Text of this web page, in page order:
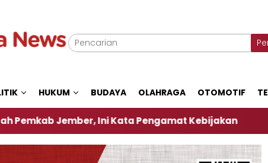
HUKUM BUDAYA OLAHRAGA OTOMOTIF
Jember, Ini Kata Pengamat Kebijakan Dampak